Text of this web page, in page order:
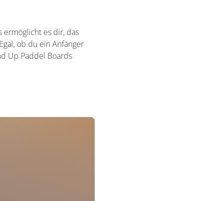
ermöglicht es dir, das
ob du ein Anfänger
Up Paddel Boards